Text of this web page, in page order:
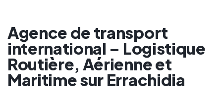
Agence de transport
international – Logistique
Routière, Aérienne et
Maritime sur Errachidia